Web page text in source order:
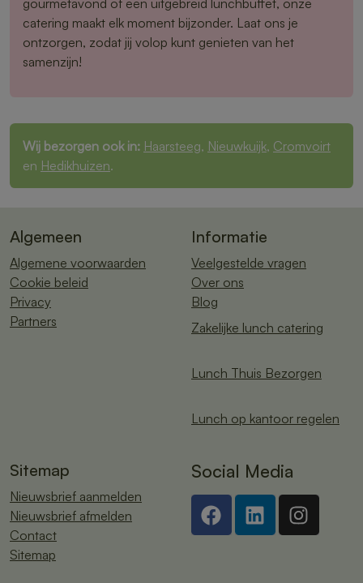
gourmetavond of een uitgebreid lunchbuffet, onze
catering maakt elk moment bijzonder. Laat ons je
ontzorgen, zodat jij volop kunt genieten van het
samenzijn!
Wij bezorgen ook in: Haarsteeg, Nieuwkuijk, Cromvoirt
en Hedikhuizen.
Algemeen
Algemene voorwaarden
Cookie beleid
Privacy
Partners
Informatie
Veelgestelde vragen
Over ons
Blog
Zakelijke lunch catering
Lunch Thuis Bezorgen
Lunch op kantoor regelen
Sitemap
Nieuwsbrief aanmelden
Nieuwsbrief afmelden
Contact
Sitemap
Social Media